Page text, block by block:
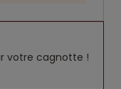
votre cagnotte !